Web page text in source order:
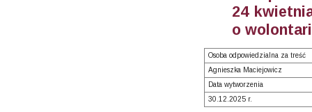
24
o
Osoba odpowiedzialna za treść
Agnieszka Maciejowicz
Data wytworzenia
30.12.2025 r.